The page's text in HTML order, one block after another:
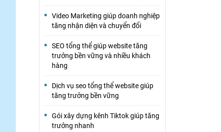
Video Marketing giúp doanh nghiệp
tăng nhận diện và chuyển đổi
SEO tổng thể giúp website tăng
trưởng bền vững và nhiều khách
hàng
Dịch vụ seo tổng thể website giúp
tăng trưởng bền vững
Gói xây dựng kênh Tiktok giúp tăng
trưởng nhanh